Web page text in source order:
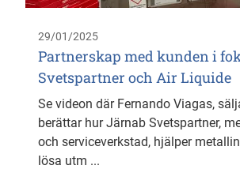
29/01/2025
Partnerskap med kunden i
Svetspartner och Air Liquide
Se videon där Fernando Viagas,
berättar hur Järnab Svetspartner,
och serviceverkstad, hjälper
lösa utm ...